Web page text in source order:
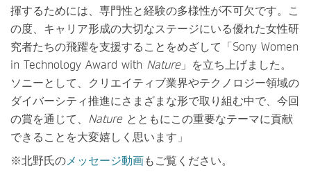
揮するためには、専門性と経験の多様性が不可欠です。こ
の度、キャリア形成の大切なステージにいる優れた女性研
究者たちの飛躍を支援することをめざして「Sony Women
in Technology Award with Nature」を立ち上げました。
ソニーとして、クリエイティブ業界やテクノロジー領域の
ダイバーシティ推進にさまざまな形で取り組む中で、今回
の賞を通じて、 Natureとともにこの重要なテーマに貢献
できることを大変嬉しく思います」
※北野氏のメッセージ動画もご覧ください。